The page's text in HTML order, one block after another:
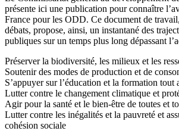
présente ici une publication pour connaître
France pour les ODD. Ce document de
débats, propose, ainsi, un instantané des
publiques sur un temps plus long dépassant
Préserver la biodiversité, les milieux et les
Soutenir des modes de production et de
S’appuyer sur l’éducation et la formation tout
Lutter contre le changement climatique et
Agir pour la santé et le bien-être de toutes et
Lutter contre les inégalités et la pauvreté et
cohésion sociale